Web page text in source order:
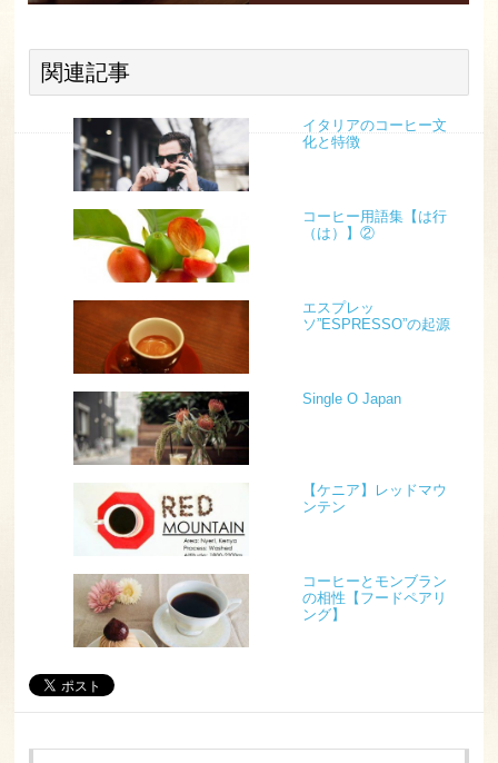
関連記事
イタリアのコーヒー文
化と特徴
コーヒー用語集【は行
（は）】②
エスプレッ
ソ”ESPRESSO”の起源
Single O Japan
【ケニア】レッドマウ
ンテン
コーヒーとモンブラン
の相性【フードペアリ
ング】